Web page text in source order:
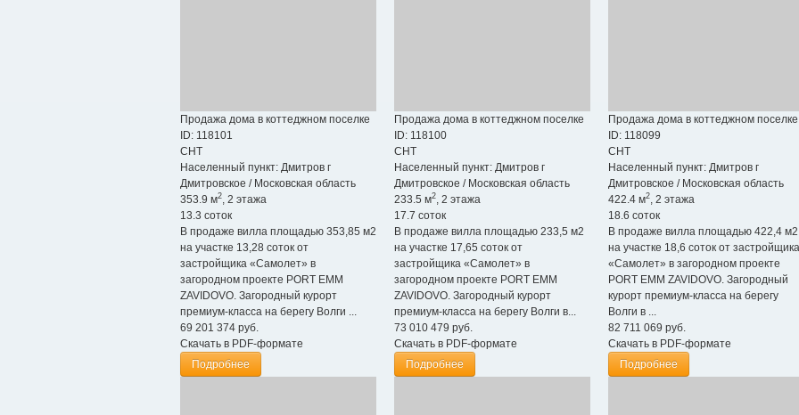
Продажа дома в коттеджном поселке
ID: 118101
СНТ
Населенный пункт: Дмитров г
Дмитровское / Московская область
353.9 м2 , 2 этажа
13.3 соток
В продаже вилла площадью 353,85 м2
на участке 13,28 соток от
застройщика «Самолет» в
загородном проекте PORT EMM
ZAVIDOVO. Загородный курорт
премиум-класса на берегу Волги ...
69 201 374 руб.
Скачать в PDF-формате
Подробнее
Продажа дома в коттеджном поселке
ID: 118100
СНТ
Населенный пункт: Дмитров г
Дмитровское / Московская область
233.5 м2 , 2 этажа
17.7 соток
В продаже вилла площадью 233,5 м2
на участке 17,65 соток от
застройщика «Самолет» в
загородном проекте PORT EMM
ZAVIDOVO. Загородный курорт
премиум-класса на берегу Волги в...
73 010 479 руб.
Скачать в PDF-формате
Подробнее
Продажа дома в коттеджном поселке
ID: 118099
СНТ
Населенный пункт: Дмитров г
Дмитровское / Московская область
422.4 м2 , 2 этажа
18.6 соток
В продаже вилла площадью 422,4 м2
на участке 18,6 соток от застройщика
«Самолет» в загородном проекте
PORT EMM ZAVIDOVO. Загородный
курорт премиум-класса на берегу
Волги в ...
82 711 069 руб.
Скачать в PDF-формате
Подробнее